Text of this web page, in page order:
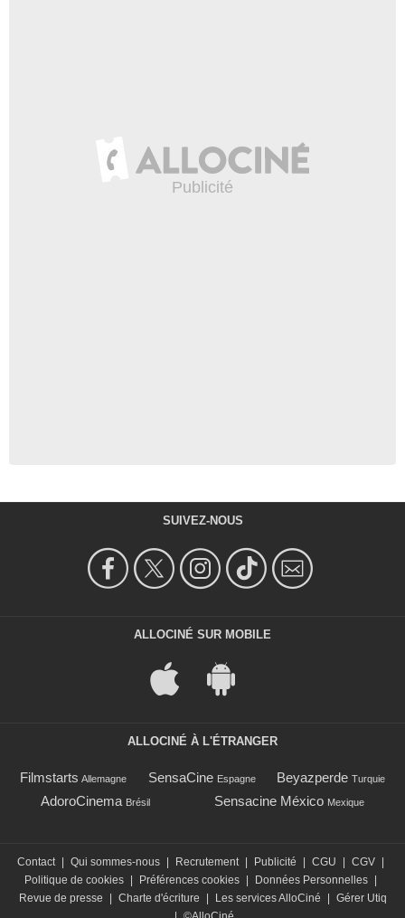
SUIVEZ-NOUS
ALLOCINÉ SUR MOBILE
ALLOCINÉ À L'ÉTRANGER
Filmstarts Allemagne SensaCine Espagne Beyazperde Turquie
AdoroCinema Brésil Sensacine México Mexique
Contact | Qui sommes-nous | Recrutement | Publicité | CGU | CGV |
Politique de cookies | Préférences cookies | Données Personnelles |
Revue de presse
| Charte d'écriture | Les services AlloCiné | Gérer Utiq